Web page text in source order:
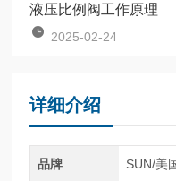
液压比例阀工作原理
2025-02-24
详细介绍
品牌 SUN/美